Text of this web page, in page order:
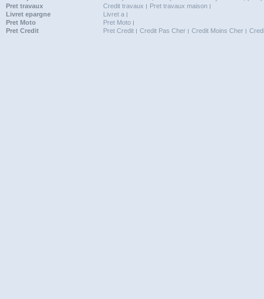
Pret travaux
Credit travaux
Pret travaux maison
Livret epargne
Livret a
Pret Moto
Pret Moto
Pret Credit
Pret Credit Credit Pas Cher Credit Moins Cher